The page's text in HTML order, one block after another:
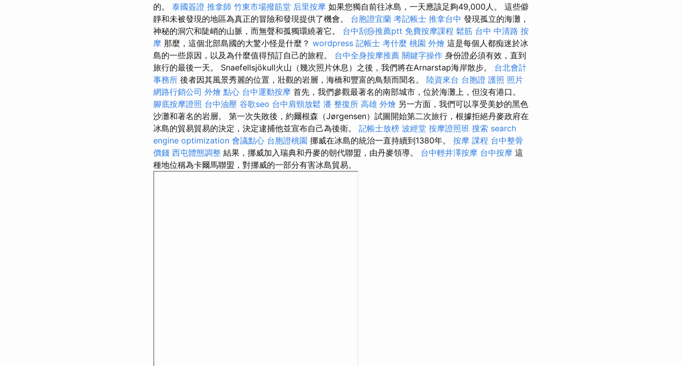
的。 泰國簽證 推拿師 竹東市場撥筋堂 后里按摩 如果您獨自前往冰島，一天應該足夠49,000人。 這些僻
靜和未被發現的地區為真正的冒險和發現提供了機會。 台胞證宜蘭 考記帳士 推拿台中 發現孤立的海灘，
神秘的洞穴和陡峭的山脈，而無聲和孤獨環繞著它。 台中刮痧推薦ptt 免費按摩課程 鬆筋 台中 中清路 按
摩 那麼，這個北部島國的大驚小怪是什麼？ wordpress 記帳士 考什麼 桃園 外燴 這是每個人都痴迷於冰
島的一些原因，以及為什麼值得預訂自己的旅程。 台中全身按摩推薦 關鍵字操作 身份證必須有效，直到
旅行的最後一天。 Snaefellsjökull火山（幾次照片休息）之後，我們將在Arnarstap海岸散步。 台北會計
事務所 後者因其風景秀麗的位置，壯觀的岩層，海橋和豐富的鳥類而聞名。 陸資來台 台胞證 護照 照片
網路行銷公司 外燴 點心 台中運動按摩 首先，我們參觀最著名的南部城市，位於海灘上，但沒有港口。
腳底按摩證照 台中油壓 谷歌seo 台中肩頸放鬆 潘 整復所 高雄 外燴 另一方面，我們可以享受美妙的黑色
沙灘和著名的岩層。 第一次失敗後，約爾根森（Jørgensen）試圖開始第二次旅行，根據拒絕丹麥政府在
冰島的貿易貿易的決定，決定逮捕他並宣布自己為後衛。 記帳士放榜 波經堂 按摩證照班 搜索 search
engine optimization 會議點心 台胞證桃園 挪威在冰島的統治一直持續到1380年。 按摩 課程 台中整骨
價錢 西屯體態調整 結果，挪威加入瑞典和丹麥的朝代聯盟，由丹麥領導。 台中輕井澤按摩 台中按摩 這
種地位稱為卡爾馬聯盟，對挪威的一部分有害冰島貿易。